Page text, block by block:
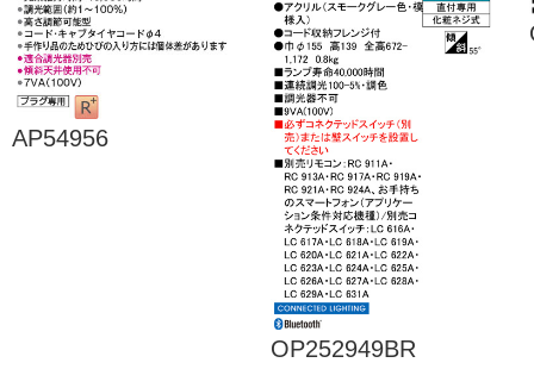
AP54956
OP252949BR